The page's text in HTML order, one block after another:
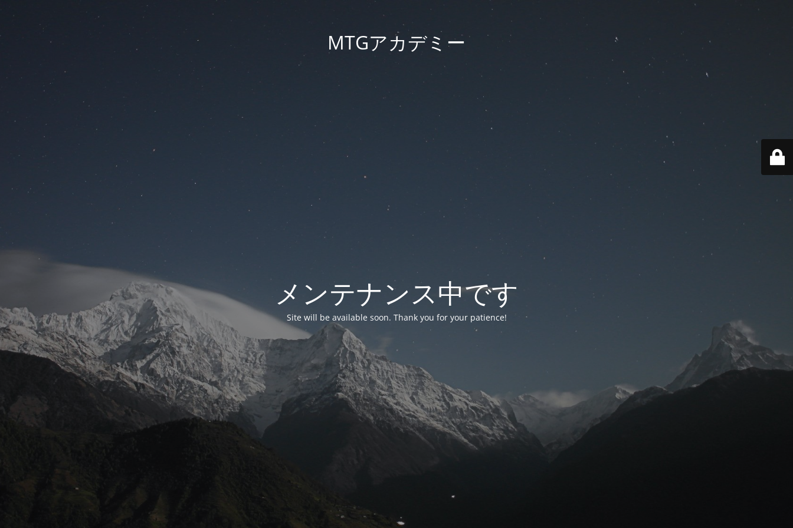
MTGアカデミー
メンテナンス中です
Site will be available soon. Thank you for your patience!